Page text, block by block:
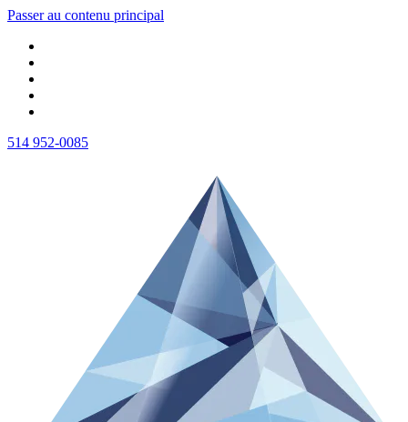
Passer au contenu principal
514 952-0085